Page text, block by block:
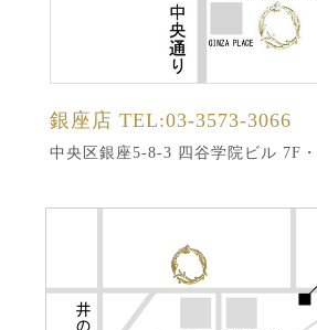
銀座店 TEL:03-3573-3066
中央区銀座5-8-3 四谷学院ビル 7F